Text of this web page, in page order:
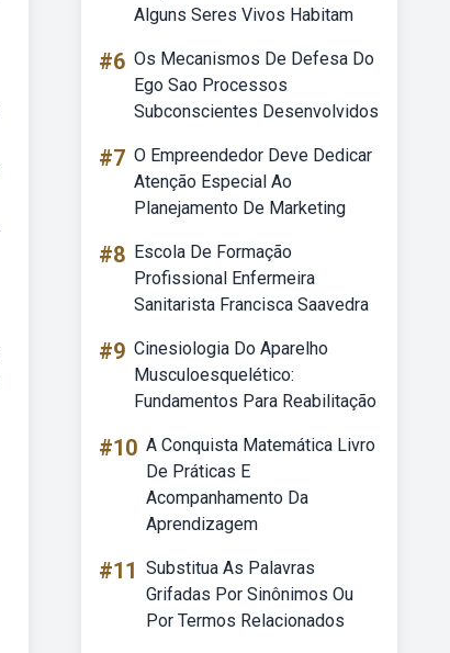
Alguns Seres Vivos Habitam
#6 Os Mecanismos De Defesa Do
Ego Sao Processos
Subconscientes Desenvolvidos
#7 O Empreendedor Deve Dedicar
Atenção Especial Ao
Planejamento De Marketing
#8 Escola De Formação
Profissional Enfermeira
Sanitarista Francisca Saavedra
#9 Cinesiologia Do Aparelho
Musculoesquelético:
Fundamentos Para Reabilitação
#10 A Conquista Matemática Livro
De Práticas E
Acompanhamento Da
Aprendizagem
#11 Substitua As Palavras
Grifadas Por Sinônimos Ou
Por Termos Relacionados